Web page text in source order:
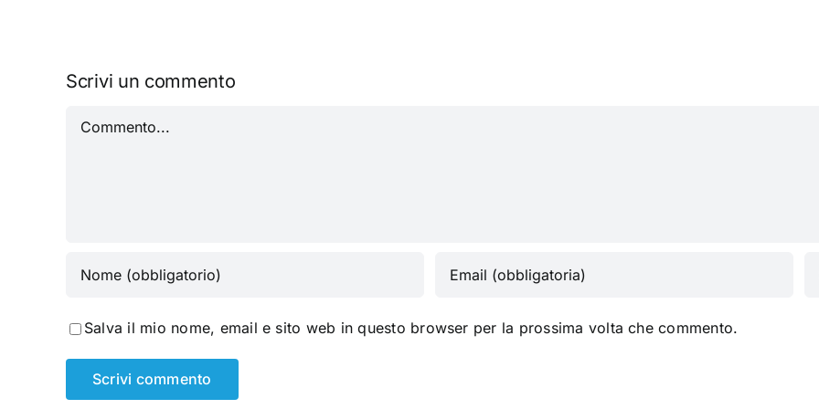
Scrivi un commento
Commento
Salva il mio nome, email e sito web in questo browser per la prossima volta che commento.